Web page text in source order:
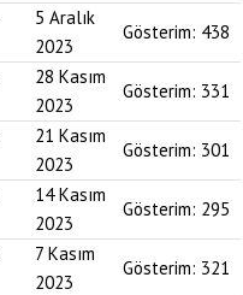
5 Aralık
2023
Gösterim: 438
28 Kasım
2023
Gösterim: 331
21 Kasım
2023
Gösterim: 301
14 Kasım
2023
Gösterim: 295
7 Kasım
2023
Gösterim: 321